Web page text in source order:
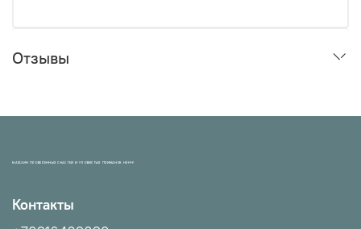
Отзывы
МАГАЗИН ПРОВЕРЕННЫХ СНАСТЕЙ И УЛОВИСТЫХ ПРИМАНОК НХНЧ!
Контакты